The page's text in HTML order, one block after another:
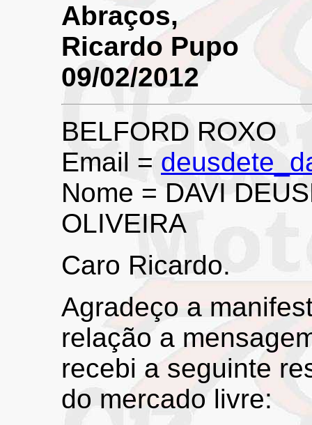
Abraços,
Ricardo Pupo
09/02/2012
BELFORD ROXO
Email =
Nome = DAVI
OLIVEIRA
Caro Ricardo.
Agradeço a
relação a
recebi a seguinte
do mercado livre: